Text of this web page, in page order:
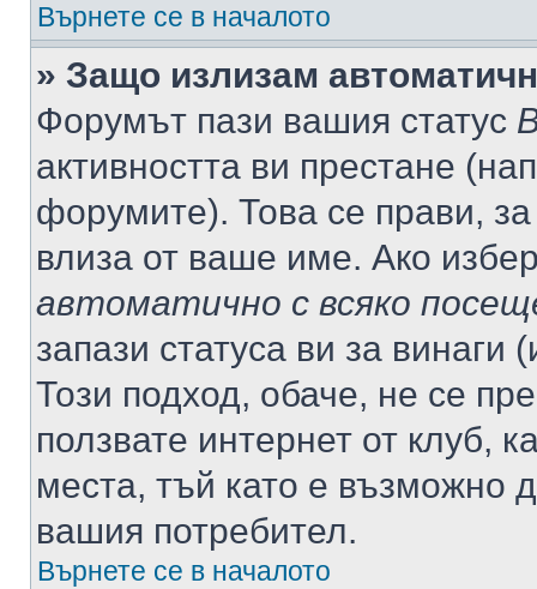
Върнете се в началото
» Защо излизам
Форумът пази вашия статус
активността ви престане
форумите). Това се прави,
влиза от ваше име. Ако
автоматично с всяко
запази статуса ви за винаги
Този подход, обаче, не се
ползвате интернет от клуб,
места, тъй като е възможно
вашия потребител.
Върнете се в началото